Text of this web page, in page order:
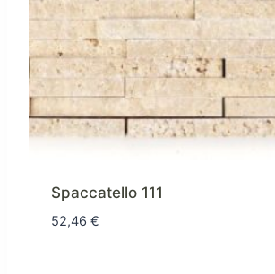
Spaccatello 111
52,46 €